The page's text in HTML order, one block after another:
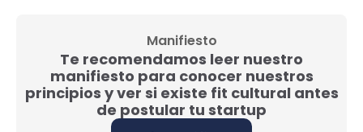
Manifiesto
Te recomendamos leer nuestro
manifiesto para conocer nuestros
principios y ver si existe fit cultural antes
de postular tu startup